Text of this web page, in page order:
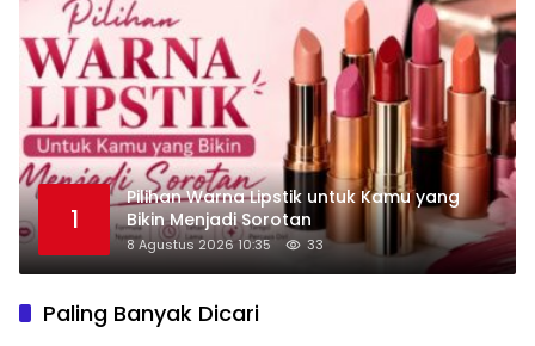
1
Pilihan Warna Lipstik untuk Kamu yang
Bikin Menjadi Sorotan
8 Agustus 2026 10:35 33
Paling Banyak Dicari